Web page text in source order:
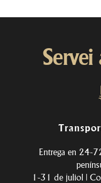
Entrega en 24-
1-31 de juliol |